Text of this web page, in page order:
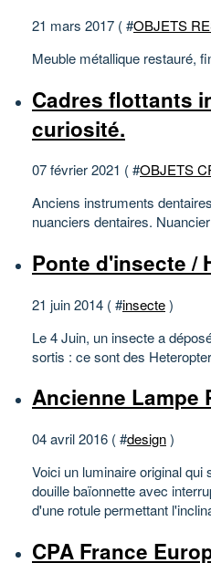
21 mars 2017 ( #OBJETS
Meuble métallique restauré,
Cadres flottants
curiosité.
07 février 2021 ( #OBJETS
Anciens instruments
nuanciers dentaires.
Ponte d'insecte /
21 juin 2014 ( #insecte)
Le 4 Juin, un insecte a
sortis : ce sont des
Ancienne Lampe
04 avril 2016 ( #design)
Voici un luminaire original
douille baïonnette avec
d'une rotule permettant
CPA France